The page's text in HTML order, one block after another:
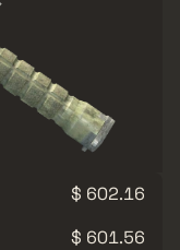
$ 602.16
$ 601.56